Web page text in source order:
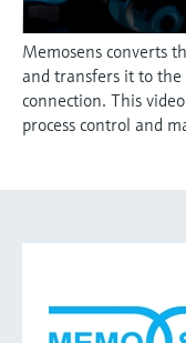
Memosens converts
and transfers it to
connection. This
process control and